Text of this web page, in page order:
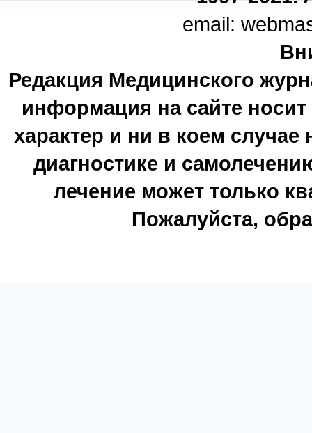
email:
Редакция Медицинского
информация на сайте
характер и ни в коем
диагностике и
лечение может только
Пожалуйста,